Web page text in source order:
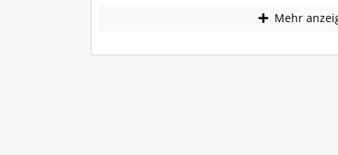
Mehr